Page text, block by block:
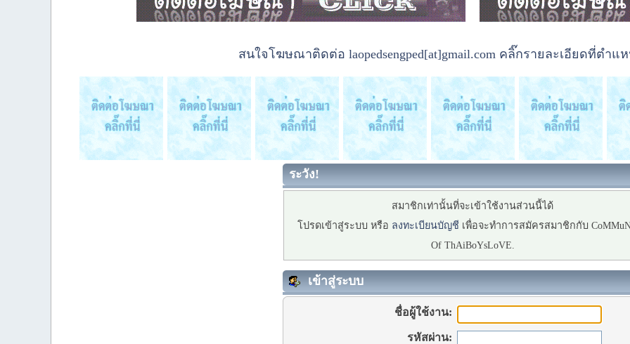
สนใจโฆษณาติดต่อ laopedsengped[at]gmail.com คลิ๊กรายละเอียดที่ตำแ
ระวัง!
สมาชิกเท่านั้นที่จะเข้าใช้งานส่วนนี้ได้
โปรดเข้าสู่ระบบ หรือ ลงทะเบียนบัญชี เพื่อจะทำการสมัครสมาชิกกับ
Of ThAiBoYsLoVE.
เข้าสู่ระบบ
ชื่อผู้ใช้งาน:
รหัสผ่าน: